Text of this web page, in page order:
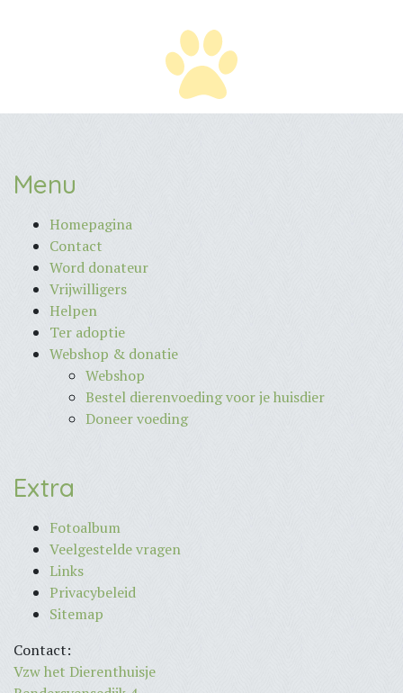
Menu
Homepagina
Contact
Word donateur
Vrijwilligers
Helpen
Ter adoptie
Webshop & donatie
Webshop
Bestel dierenvoeding voor je huisdier
Doneer voeding
Extra
Fotoalbum
Veelgestelde vragen
Links
Privacybeleid
Sitemap
Contact:
Vzw het Dierenthuisje